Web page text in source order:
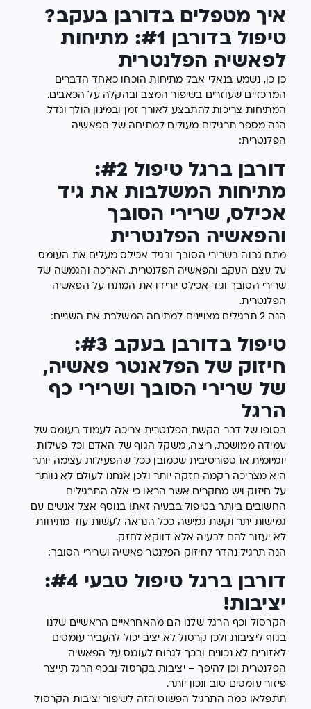
איך מטפלים בדורבן בעקב?
טיפול בדורבן #1: מתיחות
לפאשיה הפלנטרית
כן כן, נשמע בנאלי אבל מתיחות הוכחו כאחד הדברים
המרכזיים שעוזרים בשיפור המצב ובהקלה על הכאבים.
המתיחות צריכות להתבצע לאורך זמן ובמינון הולך וגדל.
הנה מספר תרגילים מעולים למתיחה של הפאשיה
הפלנטרית:
דורבן ברגל טיפול #2:
מתיחות המשלבות את גיד
אכילס, שרירי הסובך
והפאשיה הפלנטרית
מתח גבוה בשרירי הסובך ובגיד אכילס מעלים את העומס
על עצם העקב והפאשיה הפלנטרית. הארכה והגמשה של
שרירי הסובך וגיד אכילס יורידו את המתח על הפאשיה
הפלנטרית.
הנה 2 תרגילים מצויינים למתיחה המשלבת את השניים:
טיפול בדורבן בעקב #3:
חיזוק של הפלאנטר פאשיה,
של שרירי הסובך ושרירי כף
הרגל
בסופו של דבר הקשת הפלנטרית צריכה לעמוד בעומס של
עמידה ממושכת, ריצה, משקל הגוף של האדם וכל פעילות
יומיומית או ספורטיבית שכמובן ככל שהפעילות עצימה יותר
היא מצריכה רקמה חזקה יותר ולכן אנחנו לעולם לא נוותר
על חיזוק ויש מחקרים אשר הראו כי אלה התרגילים
החשובים ביותר בטיפול בבעיה זאת! בנוסף אצל אנשים עם
גמישות יתר וקשת גמישה ככל הנראה לעשות עוד מתיחות
לא יעזור להם לבעיה אלא דווקא לחזק.
הנה תרגיל נהדר לחיזוק הפלנטר פאשיה ושרירי הסובך:
דורבן ברגל טיפול טבעי #4:
יציבות!
הקרסול וכף הרגל שלנו הם מהאחראיים הראשיים שלנו
בגוף ליציבות ולכן קרסול לא יציב יכול להעביר עומסים
לאזורים לא נכונים ובכך לגרום לעומס על הפאשיה
הפלנטרית וכן להיפך – יציבות בקרסול ובכף הרגל תייצר
פיזור עומסים טוב ונכון יותר.
תתפלאו כמה התרגיל הפשוט הזה לשיפור יציבות הקרסול